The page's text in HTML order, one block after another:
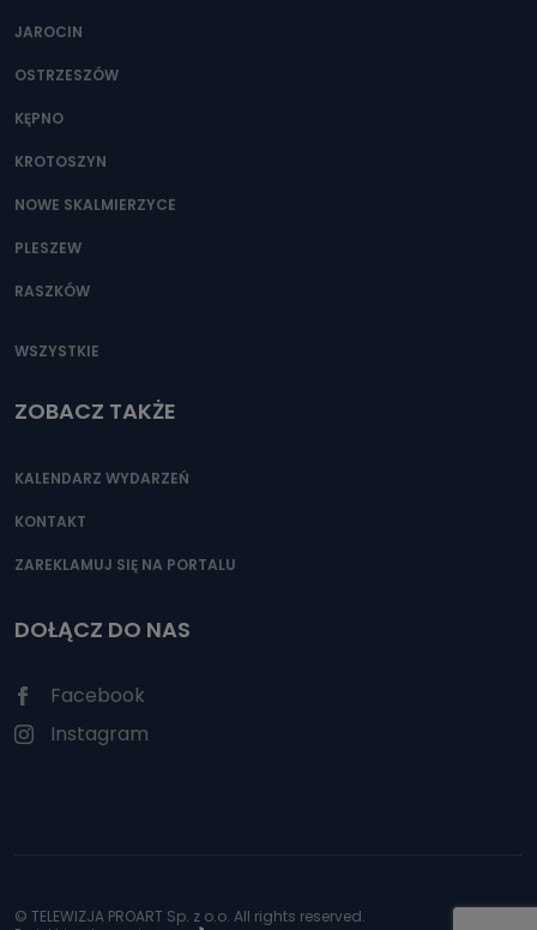
JAROCIN
OSTRZESZÓW
KĘPNO
KROTOSZYN
NOWE SKALMIERZYCE
PLESZEW
RASZKÓW
WSZYSTKIE
ZOBACZ TAKŻE
KALENDARZ WYDARZEŃ
KONTAKT
ZAREKLAMUJ SIĘ NA PORTALU
DOŁĄCZ DO NAS
Facebook
Instagram
© TELEWIZJA PROART Sp. z o.o. All rights reserved.